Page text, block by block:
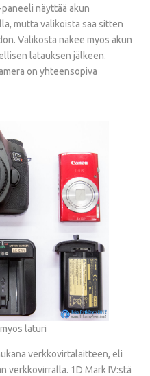
näyttää akun
mutta valikoista saa sitten
Valikosta näkee myös akun
latauksen jälkeen.
on yhteensopiva
laturi
verkkovirtalaitteen, eli
verkkovirralla. 1D Mark IV:stä